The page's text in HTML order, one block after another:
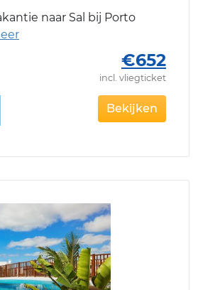
naar Sal bij Porto
€652
incl. vliegticket
Bekijken